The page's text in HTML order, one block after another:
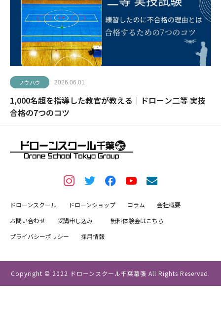
ノウハウ 2026.06.01
1,000名超を指導した教官が教える｜ドローン二等 実技
合格の7つのコツ
ドローンスクール ドローンショップ コラム
会社概要
お問い合わせ
受講申し込み
無料体験会はこちら
プライバシーポリシー
採用情報
Copyright © 2022 ドローンスクール千葉幕張 All Rights Reserved.